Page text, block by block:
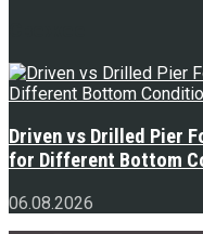
Driven vs Drilled Pier
for Different Bottom
06.08.2026